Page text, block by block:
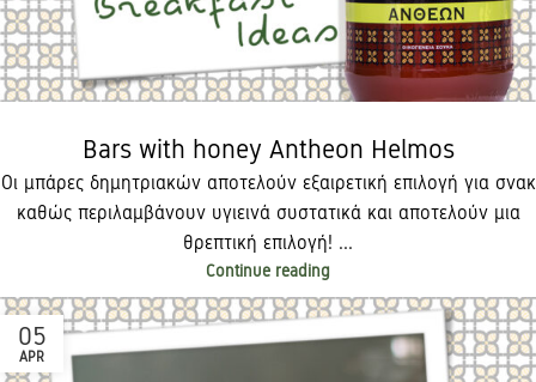
Bars with honey Antheon Helmos
Οι μπάρες δημητριακών αποτελούν εξαιρετική επιλογή για σνακ
καθώς περιλαμβάνουν υγιεινά συστατικά και αποτελούν μια
θρεπτική επιλογή!​ ...
Continue reading
05
APR